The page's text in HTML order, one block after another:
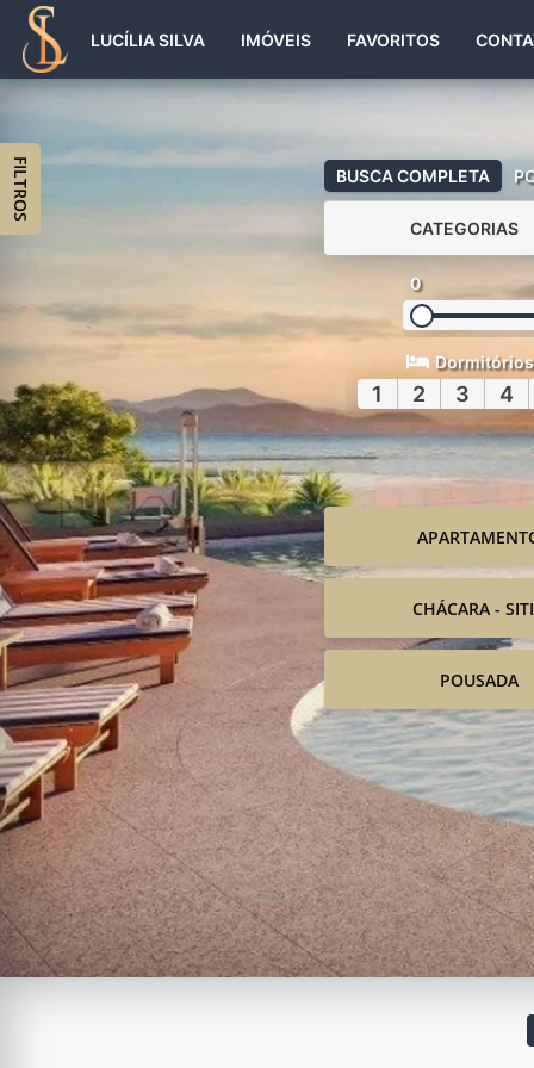
LUCÍLIA SILVA IMÓVEIS FAVORITOS
BUSCA COMPLETA
CATEGORIAS
0
Dormitórios
1 2 3 4
CHÁCARA -
POUSADA
FILTROS